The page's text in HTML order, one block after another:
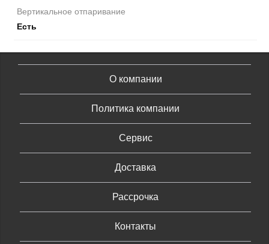
Вертикальное отпаривание
Есть
О компании
Политика компании
Сервис
Доставка
Рассрочка
Контакты